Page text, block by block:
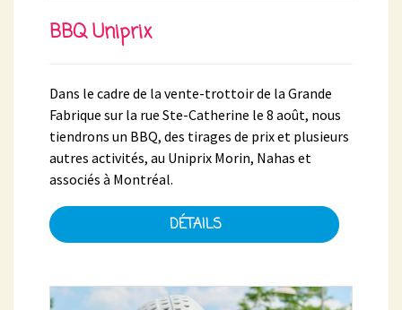
BBQ Uniprix
Dans le cadre de la vente-trottoir de la Grande
Fabrique sur la rue Ste-Catherine le 8 août, nous
tiendrons un BBQ, des tirages de prix et plusieurs
autres activités, au Uniprix Morin, Nahas et
associés à Montréal.
DÉTAILS